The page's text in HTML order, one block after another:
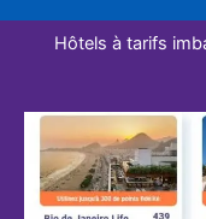
Hôtels à tarifs